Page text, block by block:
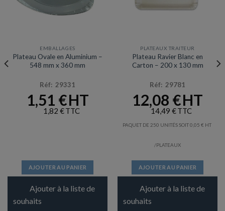
EMBALLAGES
Plateau Ovale en Aluminium –
548 mm x 360 mm
Réf: 29331
1,51 €
1,82 €
AJOUTER AU PANIER
Ajouter à la liste de
souhaits
PLATEAUX TRAITEUR
Plateau Ravier Blanc en
Carton – 200 x 130 mm
Réf: 29781
12,08 €
14,49 €
PAQUET DE 250 UNITÉS SOIT0,05 €
/PLATEAUX
AJOUTER AU PANIER
Ajouter à la liste de
souhaits